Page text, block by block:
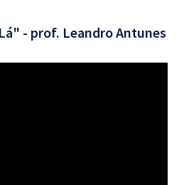
- prof. Leandro Antunes